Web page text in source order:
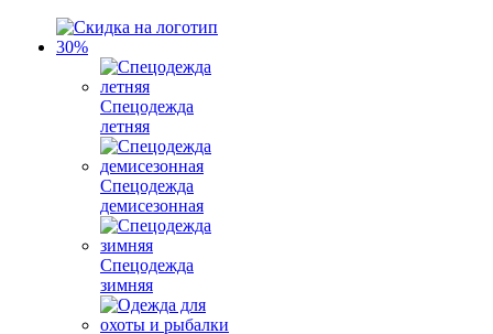
Спецодежда
летняя
Спецодежда
демисезонная
Спецодежда
зимняя